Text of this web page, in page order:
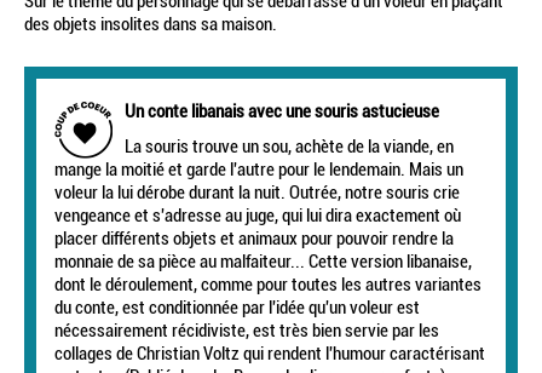
des objets insolites dans sa maison.
Un conte libanais avec une souris astucieuse
La souris trouve un sou, achète de la viande, en
mange la moitié et garde l'autre pour le lendemain. Mais un
voleur la lui dérobe durant la nuit. Outrée, notre souris crie
vengeance et s'adresse au juge, qui lui dira exactement où
placer différents objets et animaux pour pouvoir rendre la
monnaie de sa pièce au malfaiteur... Cette version libanaise,
dont le déroulement, comme pour toutes les autres variantes
du conte, est conditionnée par l'idée qu'un voleur est
nécessairement récidiviste, est très bien servie par les
collages de Christian Voltz qui rendent l'humour caractérisant